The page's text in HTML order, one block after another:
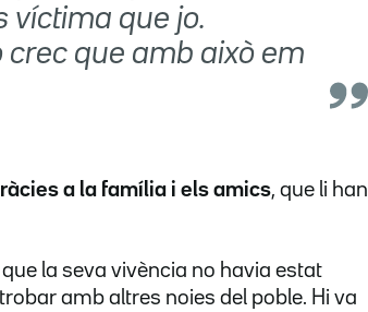
víctima que jo.
que amb això em
a la família i els amics, que li han
la seva vivència no havia estat
amb altres noies del poble. Hi va